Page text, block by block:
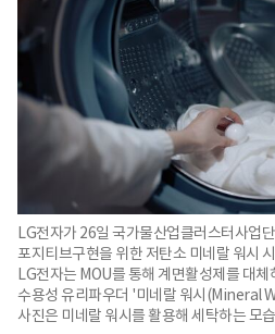
LG전자가 26일 국가물산업클러스터사업
포지티브구현을 위한 저탄소 미네랄 워시
LG전자는 MOU를 통해 계면활성제를 대
수용성 유리파우더 '미네랄 워시(Mineral
사진은 미네랄 워시를 활용해 세탁하는 모